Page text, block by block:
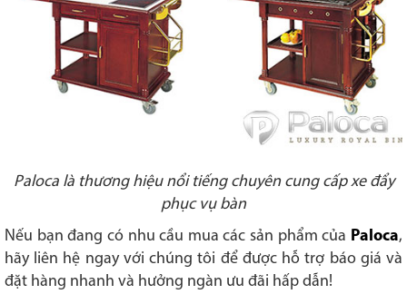
Paloca là thương hiệu nổi tiếng chuyên cung cấp xe đẩy
phục vụ bàn
Nếu bạn đang có nhu cầu mua các sản phẩm của Paloca,
hãy liên hệ ngay với chúng tôi để được hỗ trợ báo giá và
đặt hàng nhanh và hưởng ngàn ưu đãi hấp dẫn!